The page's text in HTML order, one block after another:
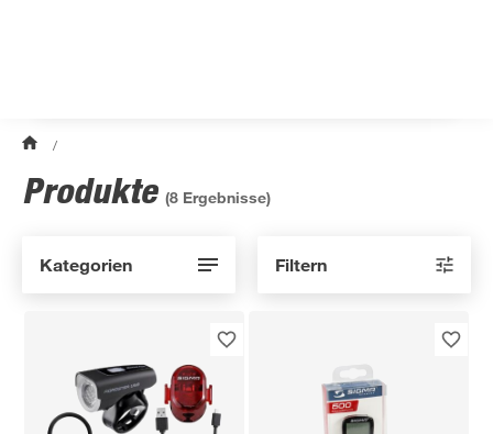
/
Produkte (8 Ergebnisse)
Kategorien Filtern